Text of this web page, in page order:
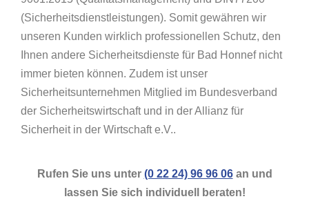
(Sicherheitsdienstleistungen). Somit gewähren wir
unseren Kunden wirklich professionellen Schutz, den
Ihnen andere Sicherheitsdienste für Bad Honnef nicht
immer bieten können. Zudem ist unser
Sicherheitsunternehmen Mitglied im Bundesverband
der Sicherheitswirtschaft und in der Allianz für
Sicherheit in der Wirtschaft e.V..
Rufen Sie uns unter (0 22 24) 96 96 06an und
lassen Sie sich individuell beraten!